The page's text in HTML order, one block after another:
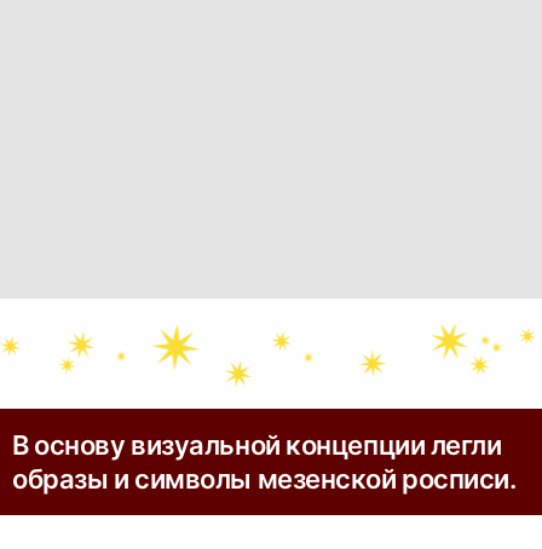
В основу визуальной концепции легли
образы и символы мезенской росписи.